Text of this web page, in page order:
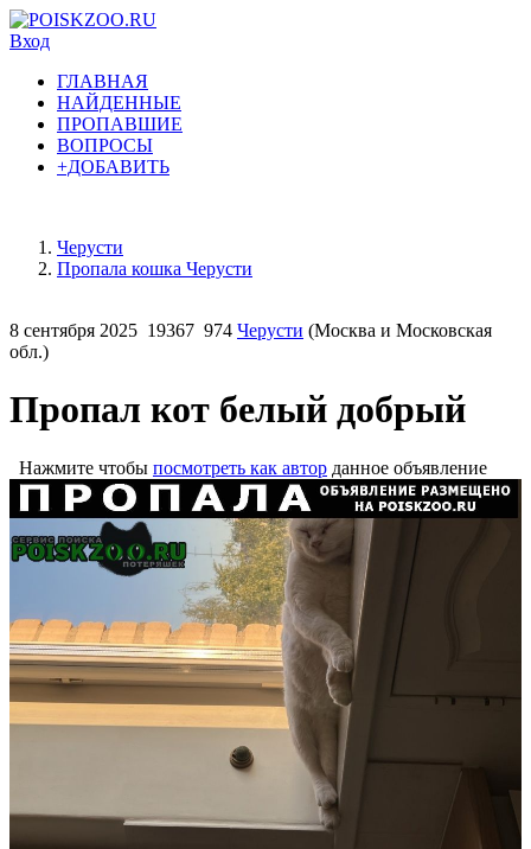
Вход
ГЛАВНАЯ
НАЙДЕННЫЕ
ПРОПАВШИЕ
ВОПРОСЫ
+ДОБАВИТЬ
Черусти
Пропала кошка Черусти
8 сентября 2025 19367 974 Черусти (Москва и Московская
обл.)
Пропал кот белый добрый
Нажмите чтобы посмотреть как автор данное объявление